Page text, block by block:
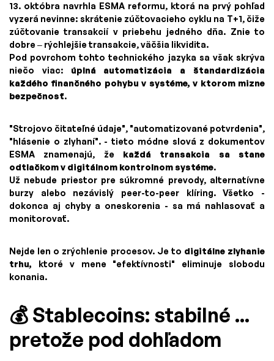
13. októbra navrhla ESMA reformu, ktorá na prvý pohľad
vyzerá nevinne: skrátenie zúčtovacieho cyklu na T+1, čiže
zúčtovanie transakcií v priebehu jedného dňa. Znie to
dobre – rýchlejšie transakcie, väčšia likvidita.
Pod povrchom tohto technického jazyka sa však skrýva
niečo viac: úplná automatizácia a štandardizácia
každého finančného pohybu v systéme, v ktorom mizne
bezpečnosť.
"Strojovo čitateľné údaje", "automatizované potvrdenia",
"hlásenie o zlyhaní". - tieto módne slová z dokumentov
ESMA znamenajú, že každá transakcia sa stane
odtlačkom v digitálnom kontrolnom systéme.
Už nebude priestor pre súkromné prevody, alternatívne
burzy alebo nezávislý peer-to-peer klíring. Všetko -
dokonca aj chyby a oneskorenia - sa má nahlasovať a
monitorovať.
Nejde len o zrýchlenie procesov. Je to digitálne zlyhanie
trhu, ktoré v mene "efektívnosti" eliminuje slobodu
konania.
💰 Stablecoins: stabilné ...
pretože pod dohľadom